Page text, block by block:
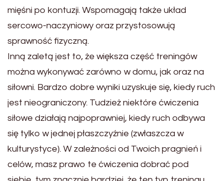
mięśni po kontuzji. Wspomagają także układ
sercowo-naczyniowy oraz przystosowują
sprawność fizyczną.
Inną zaletą jest to, że większa część treningów
można wykonywać zarówno w domu, jak oraz na
siłowni. Bardzo dobre wyniki uzyskuje się, kiedy ruch
jest nieograniczony. Tudzież niektóre ćwiczenia
siłowe działają najpoprawniej, kiedy ruch odbywa
się tylko w jednej płaszczyźnie (zwłaszcza w
kulturystyce). W zależności od Twoich pragnień i
celów, masz prawo te ćwiczenia dobrać pod